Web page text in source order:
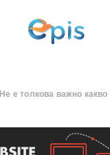
Не е толкова важно какво